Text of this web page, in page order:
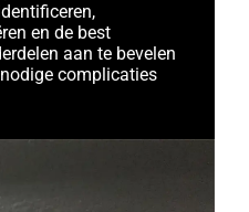
en de best
aan te bevelen
complicaties